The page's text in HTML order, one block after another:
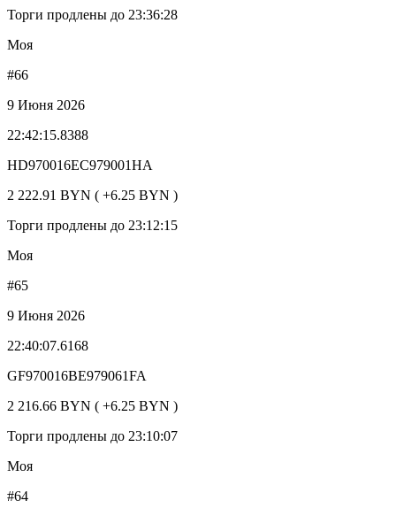
Торги продлены до 23:36:28
Моя
#66
9 Июня 2026
22:42:15.8388
HD970016EC979001HA
2 222.91 BYN ( +6.25 BYN )
Торги продлены до 23:12:15
Моя
#65
9 Июня 2026
22:40:07.6168
GF970016BE979061FA
2 216.66 BYN ( +6.25 BYN )
Торги продлены до 23:10:07
Моя
#64